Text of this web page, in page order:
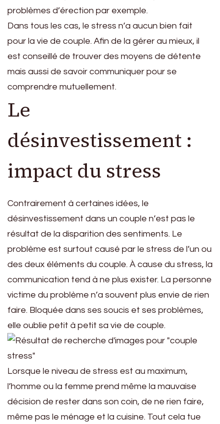
problèmes d’érection par exemple.
Dans tous les cas, le stress n’a aucun bien fait
pour la vie de couple. Afin de la gérer au mieux, il
est conseillé de trouver des moyens de détente
mais aussi de savoir communiquer pour se
comprendre mutuellement.
Le
désinvestissement :
impact du stress
Contrairement à certaines idées, le
désinvestissement dans un couple n’est pas le
résultat de la disparition des sentiments. Le
problème est surtout causé par le stress de l’un ou
des deux éléments du couple. À cause du stress, la
communication tend à ne plus exister. La personne
victime du problème n’a souvent plus envie de rien
faire. Bloquée dans ses soucis et ses problèmes,
elle oublie petit à petit sa vie de couple.
Lorsque le niveau de stress est au maximum,
l’homme ou la femme prend même la mauvaise
décision de rester dans son coin, de ne rien faire,
même pas le ménage et la cuisine. Tout cela tue